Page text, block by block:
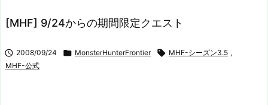
[MHF] 9/24からの期間限定クエスト
 2008/09/24  MonsterHunterFrontier  MHF-シーズン3.5 ,
MHF-公式